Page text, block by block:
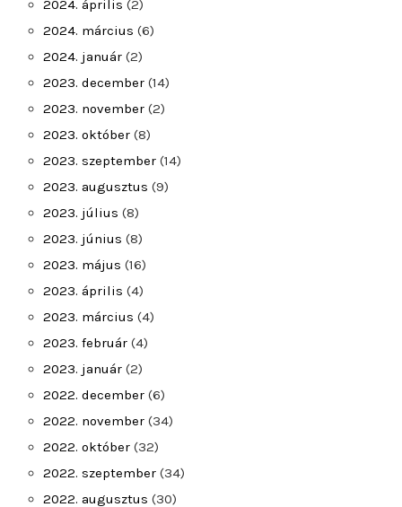
2024. április (2)
2024. március (6)
2024. január (2)
2023. december (14)
2023. november (2)
2023. október (8)
2023. szeptember (14)
2023. augusztus (9)
2023. július (8)
2023. június (8)
2023. május (16)
2023. április (4)
2023. március (4)
2023. február (4)
2023. január (2)
2022. december (6)
2022. november (34)
2022. október (32)
2022. szeptember (34)
2022. augusztus (30)